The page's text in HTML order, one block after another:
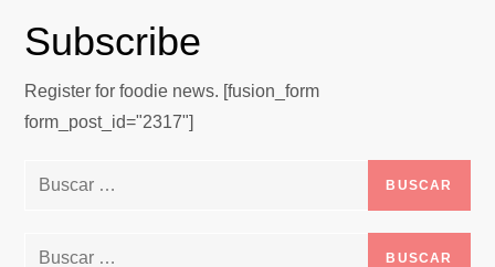
Subscribe
Register for foodie news. [fusion_form
form_post_id="2317"]
Buscar:
Buscar: